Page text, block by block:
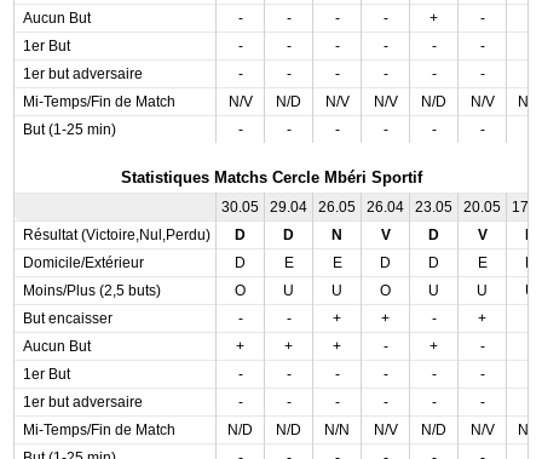
Aucun But
- - - - + -
1er But
- - - - - -
1er but adversaire
- - - - - -
Mi-Temps/Fin de Match
N/V N/D N/V N/V N/D N/V
N/
But (1-25 min)
- - - - - -
Statistiques Matchs Cercle Mbéri Sportif
30.05 29.04 26.05 26.04 23.05 20.05
Résultat (Victoire,Nul,Perdu)
D D N V D V
Domicile/Extérieur
D E E D D E
Moins/Plus (2,5 buts)
O U U O U U
U
But encaisser
- - + + - +
Aucun But
+ + + - + -
1er But
- - - - - -
1er but adversaire
- - - - - -
Mi-Temps/Fin de Match
N/D N/D N/N N/V N/D N/V
N/